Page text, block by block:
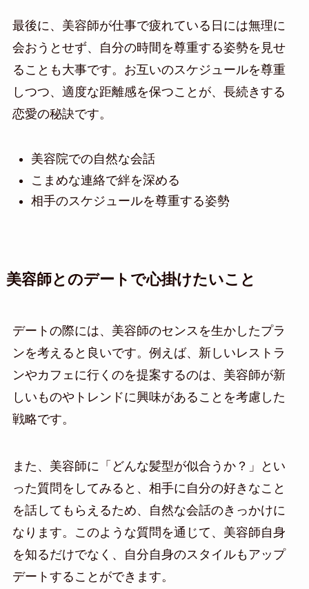
最後に、美容師が仕事で疲れている日には無理に
会おうとせず、自分の時間を尊重する姿勢を見せ
ることも大事です。お互いのスケジュールを尊重
しつつ、適度な距離感を保つことが、長続きする
恋愛の秘訣です。
美容院での自然な会話
こまめな連絡で絆を深める
相手のスケジュールを尊重する姿勢
美容師とのデートで心掛けたいこと
デートの際には、美容師のセンスを生かしたプラ
ンを考えると良いです。例えば、新しいレストラ
ンやカフェに行くのを提案するのは、美容師が新
しいものやトレンドに興味があることを考慮した
戦略です。
また、美容師に「どんな髪型が似合うか？」とい
った質問をしてみると、相手に自分の好きなこと
を話してもらえるため、自然な会話のきっかけに
なります。このような質問を通じて、美容師自身
を知るだけでなく、自分自身のスタイルもアップ
デートすることができます。